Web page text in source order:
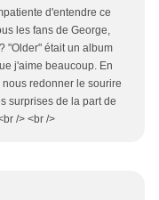
d'entendre ce
les fans de George,
"Older" était un album
j'aime beaucoup. En
redonner le sourire
surprises de la part de
/> <br />